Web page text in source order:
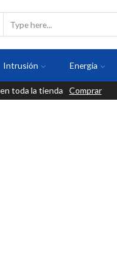
Intrusión Energia
toda la tienda Comprar